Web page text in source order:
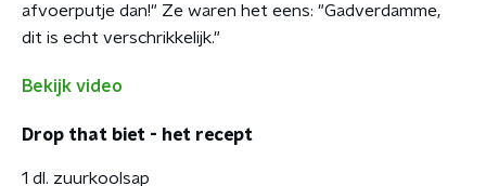
afvoerputje dan!" Ze waren het eens: "Gadverdamme,
dit is echt verschrikkelijk."
Bekijk video
Drop that biet - het recept
1 dl. zuurkoolsap